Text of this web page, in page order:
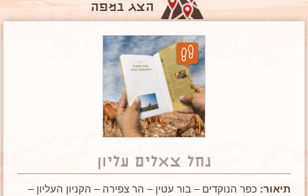
הצג במפה
נחל צאלים עליון
תיאור: כפר הנוקדים – בור עטין – הר צפירה – הקניון העליון –